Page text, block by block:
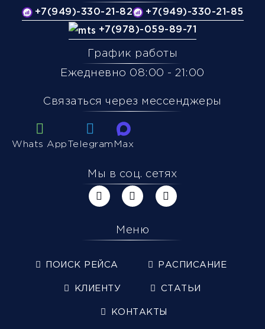
+7(949)-330-21-82
+7(949)-330-21-85
+7(978)-059-89-71
График работы
Ежедневно 08:00 - 21:00
Связаться через мессенджеры
Whats App Telegram Max
Мы в соц. сетях
Меню
ПОИСК РЕЙСА РАСПИСАНИЕ
КЛИЕНТУ СТАТЬИ
КОНТАКТЫ